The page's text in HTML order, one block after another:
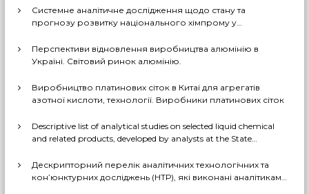
рішення, комерціалізовані технології, комбіновані схеми
з отриманням проміжних і товарних продуктів (очищений
добрива тощо). Перспективи комерційного
впровадження цих технологій в Україні
Системне аналітичне дослідження щодо стану та
прогнозу розвитку національного хімпрому у
декількома можливими сценаріями
Перспективи відновлення виробництва алюмінію в
Україні. Світовий ринок алюмінію.
Виробництво платинових сіток в Китаї для агрегатів
азотної кислоти, технології. Виробники платинових сіток
Descriptive list of analytical studies on selected liquid chemical
and related products, developed by analysts at the State
Economic Information in the Chemical Industry» in 2023-2025
(EN version)
Дескрипторний перелік аналітичних технологічних та
кон’юнктурних досліджень (НТР), які виконані аналітиками